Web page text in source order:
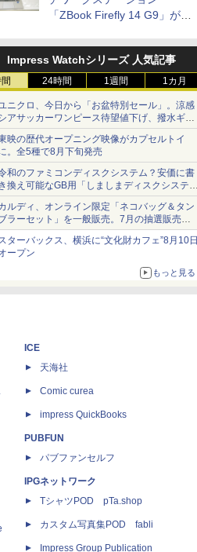
「ZBook Firefly 14 G9」が
セール
Impress Watchシリーズ 人気記事
24時間 1週間 1カ月
ニクロ、今日から「お盆特別セール」。涼感
アサッカーワンピース待望値下げ、撥水ギア
ョーツは1990円に
映の歴代オープニング映像がカプセルトイ
。全5種で8月下旬発売
和のファミコンディスクシステム？安価に書
換え可能なGB用「しましまディスクシステ
」
ルディ、オンライン限定「ネコバッグ＆タン
ラーセット」を一般販売。7月の抽選販売の
選無効分
ターバックス、横浜に“文化財カフェ”8月10日
ープン
もっと見る
ICE
天海社
Comic curea
impress QuickBooks
PUBFUN
パブファンセルフ
IPGネットワーク
TシャツPOD pTa.shop
カスタム写真集POD fabli
Impress Group Publication